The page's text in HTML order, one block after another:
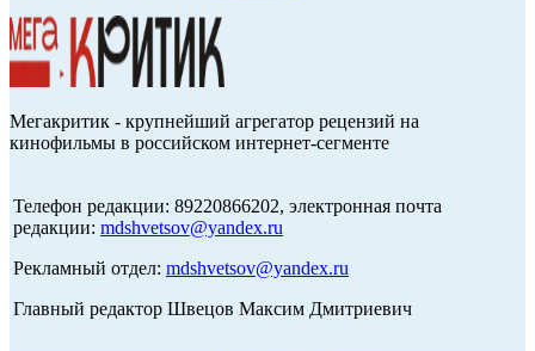
Мегакритик - крупнейший агрегатор рецензий на
кинофильмы в российском интернет-сегменте
Телефон редакции: 89220866202, электронная почта
редакции: mdshvetsov@yandex.ru
Рекламный отдел: mdshvetsov@yandex.ru
Главный редактор Швецов Максим Дмитриевич